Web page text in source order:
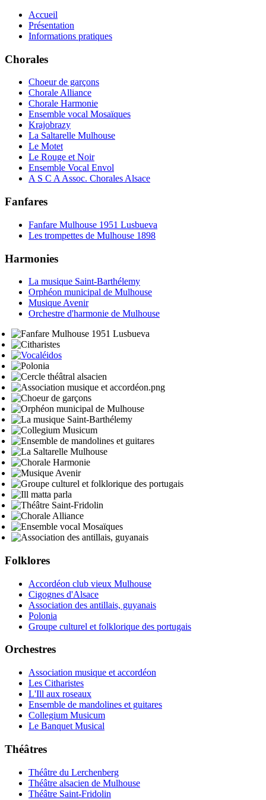
Accueil
Présentation
Informations pratiques
Chorales
Choeur de garçons
Chorale Alliance
Chorale Harmonie
Ensemble vocal Mosaïques
Krajobrazy
La Saltarelle Mulhouse
Le Motet
Le Rouge et Noir
Ensemble Vocal Envol
A S C A Assoc. Chorales Alsace
Fanfares
Fanfare Mulhouse 1951 Lusbueva
Les trompettes de Mulhouse 1898
Harmonies
La musique Saint-Barthélemy
Orphéon municipal de Mulhouse
Musique Avenir
Orchestre d'harmonie de Mulhouse
Folklores
Accordéon club vieux Mulhouse
Cigognes d'Alsace
Association des antillais, guyanais
Polonia
Groupe culturel et folklorique des portugais
Orchestres
Association musique et accordéon
Les Citharistes
L'Ill aux roseaux
Ensemble de mandolines et guitares
Collegium Musicum
Le Banquet Musical
Théâtres
Théâtre du Lerchenberg
Théâtre alsacien de Mulhouse
Théâtre Saint-Fridolin